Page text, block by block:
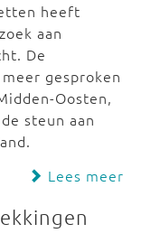
heeft
aan
De
gesproken
Oosten,
steun aan
Lees meer